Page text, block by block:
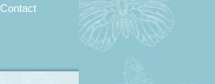
Contact